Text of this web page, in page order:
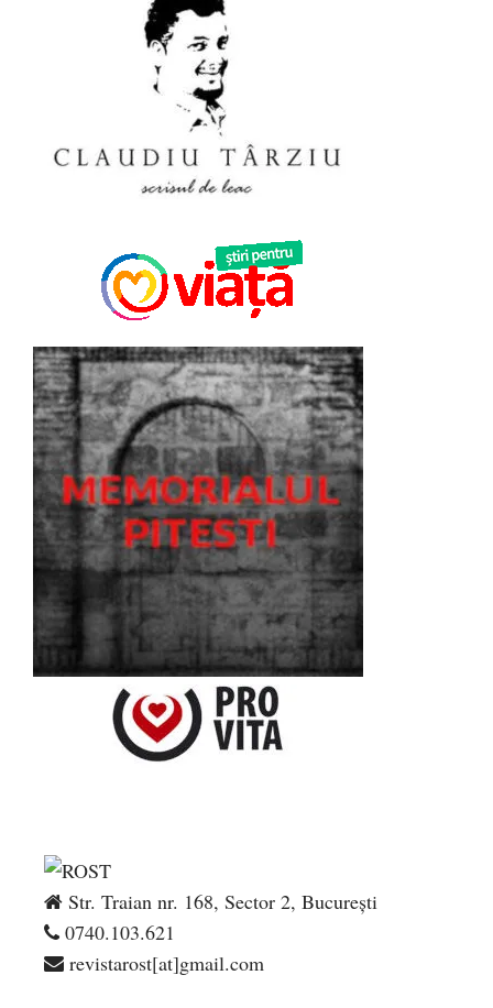
Str. Traian nr. 168, Sector 2, București
0740.103.621
revistarost[at]gmail.com